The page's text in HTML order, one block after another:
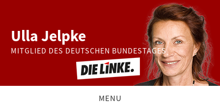
Ulla Jelpke
MITGLIED DES DEUTSCHEN BUNDESTAGES
MENU